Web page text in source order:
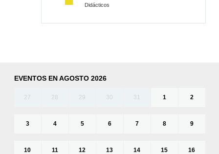
Didácticos
EVENTOS EN AGOSTO 2026
27 28 29 30 31 1 2
3 4 5 6 7 8 9
10 11 12 13 14 15 16